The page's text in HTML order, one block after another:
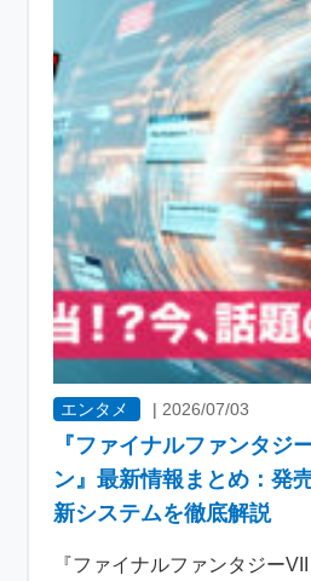
エンタメ |2026/07/03
『ファイナルファンタジ
ン』最新情報まとめ：発
新システムを徹底解説
『ファイナルファンタジー